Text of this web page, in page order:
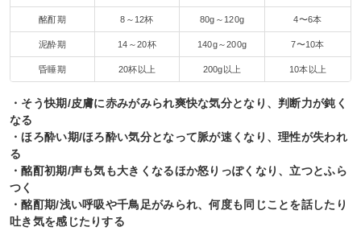
酩酊期 8～12杯 80g～120g 4〜6本
泥酔期 14～20杯 140g～200g 7〜10本
昏睡期 20杯以上 200g以上 10本以上
・そう快期/皮膚に赤みがみられ爽快な気分となり、判断力が鈍く
なる
・ほろ酔い期/ほろ酔い気分となって脈が速くなり、理性が失われ
る
・酩酊初期/声も気も大きくなるほか怒りっぽくなり、立つとふら
つく
・酩酊期/浅い呼吸や千鳥足がみられ、何度も同じことを話したり
吐き気を感じたりする